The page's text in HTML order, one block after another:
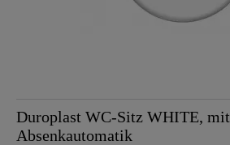
Duroplast WC-Sitz WHITE, mit
Absenkautomatik